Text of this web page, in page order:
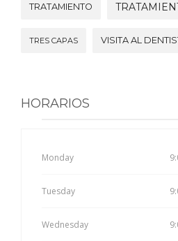
TRATAMIENTO
TRES CAPAS VISITA AL
HORARIOS
Monday
Tuesday
Wednesday